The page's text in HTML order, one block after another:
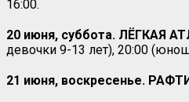
16:00.
20 июня, суббота. ЛЁГКАЯ
девочки 9-13 лет), 20:00
21 июня, воскресенье.